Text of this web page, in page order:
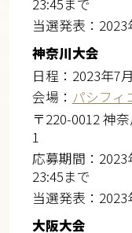
23:45まで
当選発表：
神奈川大会
日程：2023年7
会場： パシフィ
〒220-0012 神
1
応募期間：
23:45まで
当選発表：
大阪大会